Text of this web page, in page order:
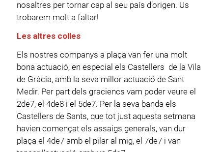
nosaltres per tornar cap al seu país d’origen. Us
trobarem molt a faltar!
Les altres colles
Els nostres companys a plaça van fer una molt
bona actuació, en especial els Castellers de la Vila
de Gràcia, amb la seva millor actuació de Sant
Medir. Per part dels graciencs vam poder veure el
2de7, el 4de8 i el 5de7. Per la seva banda els
Castellers de Sants, que tot just aquesta setmana
havien començat els assaigs generals, van dur
plaça el 4de7 amb el pilar al mig, el 7de7 i van